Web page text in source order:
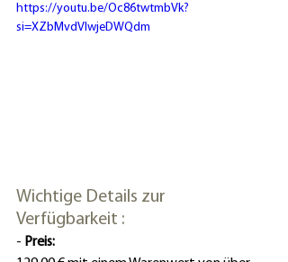
https://youtu.be/Oc86twtmbVk?
si=XZbMvdVIwjeDWQdm
Wichtige Details zur
Verfügbarkeit :
- Preis: